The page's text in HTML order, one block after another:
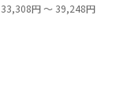
33,308円 ～ 39,248円